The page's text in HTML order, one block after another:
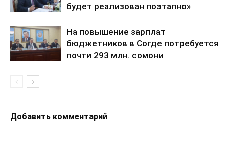
будет реализован поэтапно»
На повышение зарплат
бюджетников в Согде потребуется
почти 293 млн. сомони
Добавить комментарий